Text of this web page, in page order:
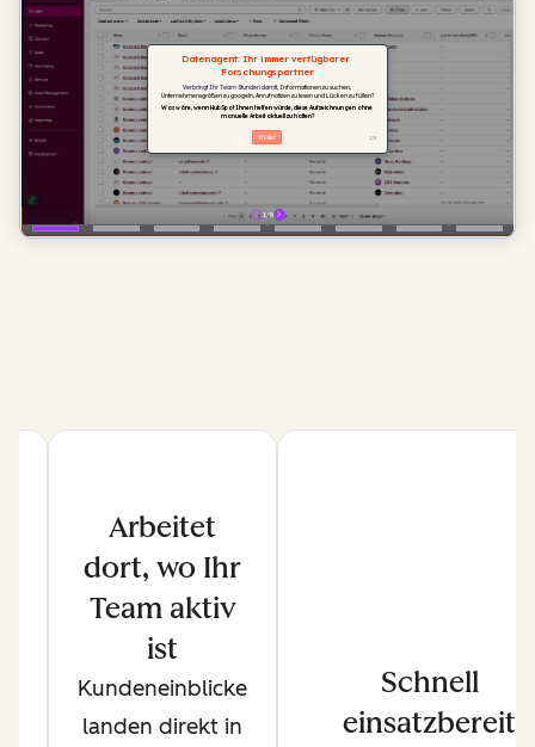
Arbeitet
dort, wo Ihr
Team aktiv
ist
Kundeneinblicke
landen direkt in
Schnell
einsatzbereit